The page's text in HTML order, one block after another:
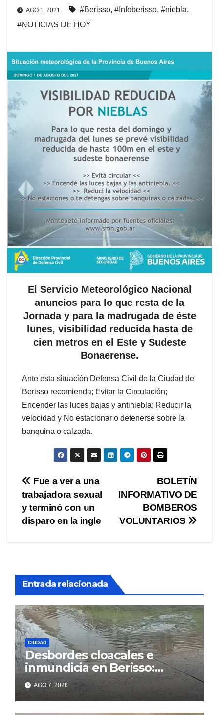
AGO 1, 2021 #Berisso, #Infoberisso, #niebla,
#NOTICIAS DE HOY
El Servicio Meteorológico Nacional
anuncios para lo que resta de la
Jornada y para la madrugada de éste
lunes, visibilidad reducida hasta de
cien metros en el Este y Sudeste
Bonaerense.
Ante esta situación Defensa Civil de la Ciudad de
Berisso recomienda; Evitar la Circulación;
Encender las luces bajas y antiniebla; Reducir la
velocidad y No estacionar o detenerse sobre la
banquina o calzada.
Navegación
de
entradas
BOLETÍN
INFORMATIVO DE
BOMBEROS
VOLUNTARIOS
Fue a ver a una
trabajadora sexual
y terminó con un
disparo en la ingle
Entrada relacionada
CIUDAD
Desbordes cloacales e
inmundicia en Berisso:
colapso de la red en la calle
14AGO 7, 2026